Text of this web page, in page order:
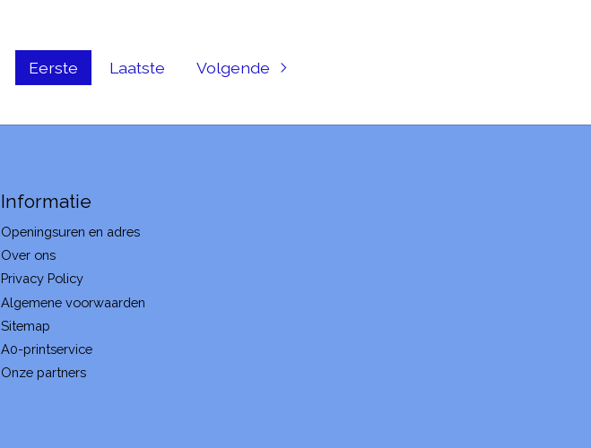
Eerste Laatste Volgende
Informatie
Openingsuren en adres
Over ons
Privacy Policy
Algemene voorwaarden
Sitemap
A0-printservice
Onze partners